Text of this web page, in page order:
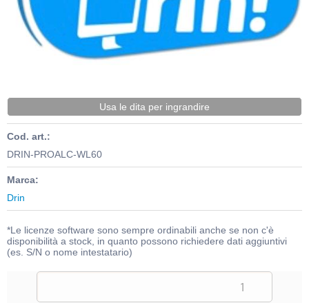
Usa le dita per ingrandire
Cod. art.:
DRIN-PROALC-WL60
Marca:
Drin
*Le licenze software sono sempre ordinabili anche se non c'è
disponibilità a stock, in quanto possono richiedere dati aggiuntivi
(es. S/N o nome intestatario)